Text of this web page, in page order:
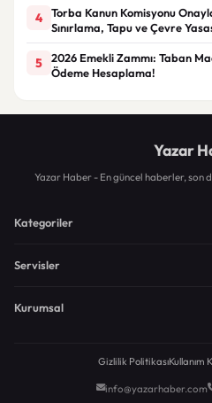
4
Torba Kanun Komisyonu
Sınırlama, Tapu ve Çevre
5
2026 Emekli Zammı: Taban
Ödeme Hesaplama!
Yazar
Yazar Haber - En güncel haberler,
Kategoriler
Servisler
Kurumsal
Gizlilik PolitikasıKullanım
info@yazarhaber.com